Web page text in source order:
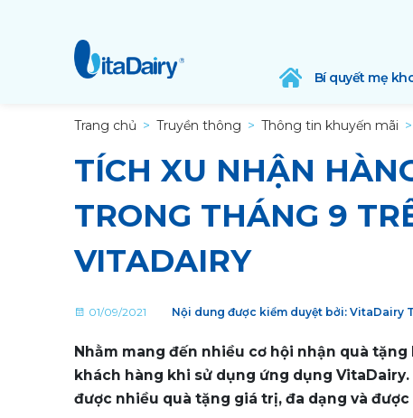
Bí quyết mẹ
Trang chủ Truyền thông Thông tin khuyến mãi
TÍCH XU NHẬN
TRONG THÁNG 9
VITADAIRY
01/09/2021 Nội dung được kiểm duyệt bởi: VitaDairy
Nhằm mang đến nhiều cơ hội nhận quà
khách hàng khi sử dụng ứng dụng
được nhiều quà tặng giá trị, đa dạng và